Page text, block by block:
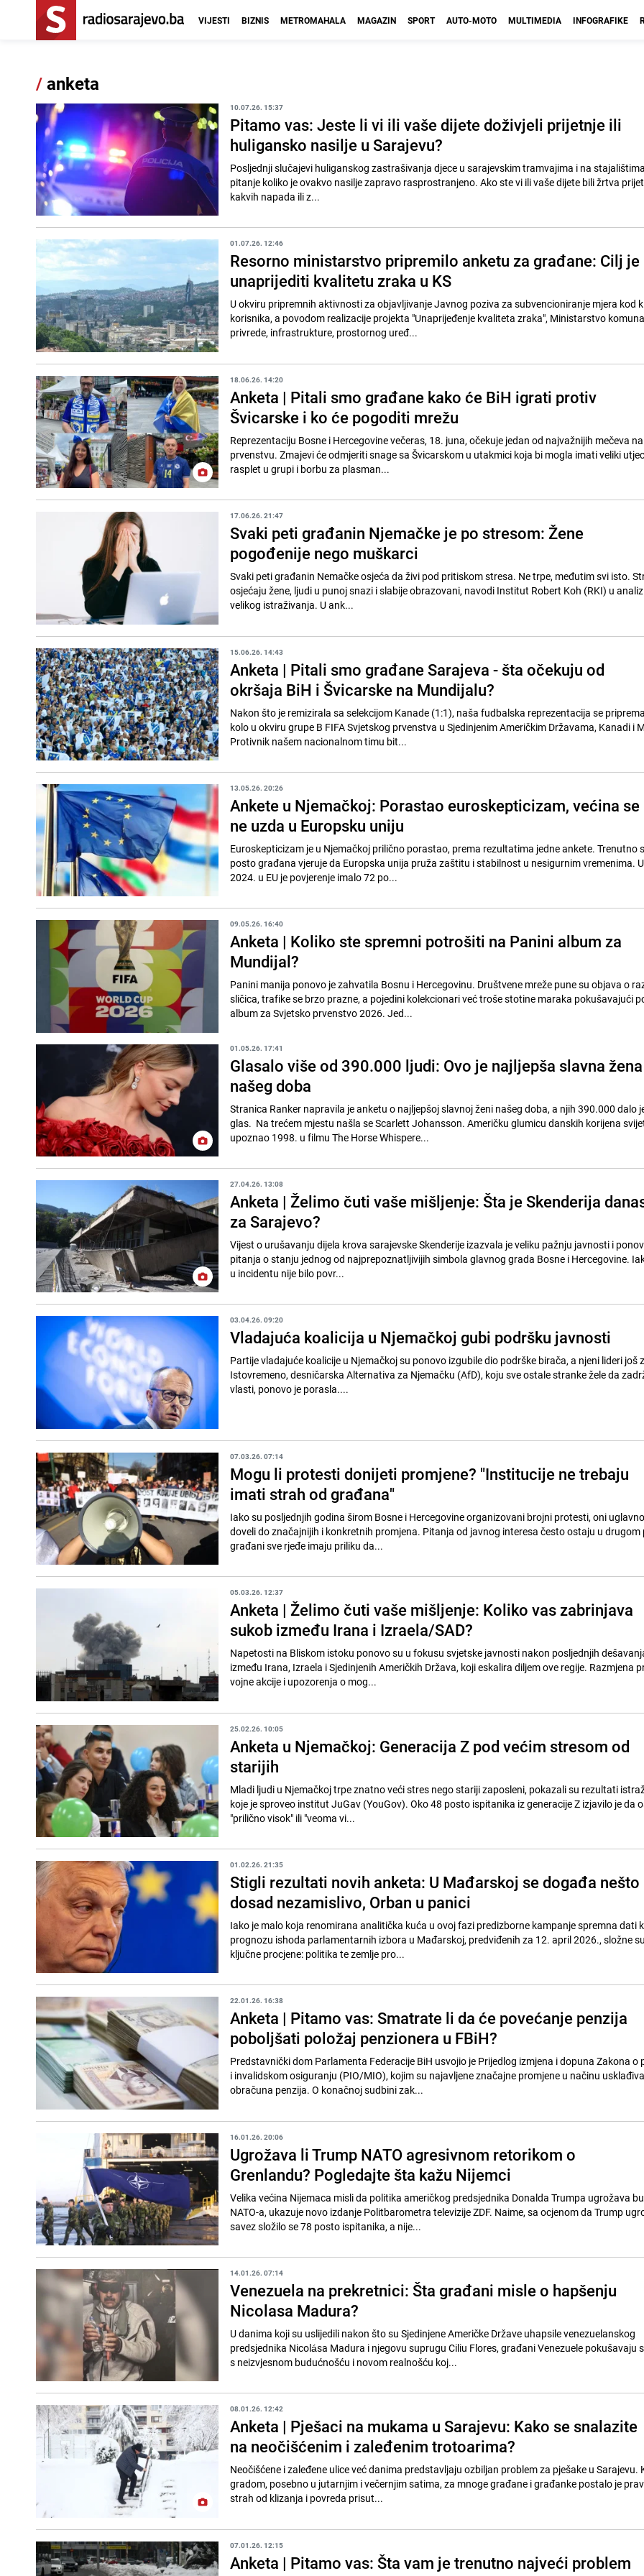
VIJESTI BIZNIS METROMAHALA MAGAZIN SPORT AUTO-MOTO MULTIMEDIA INFOGRAFIKE
/anketa
10.07.26. 15:37
Pitamo vas: Jeste li vi ili vaše dijete doživjeli prijetnje ili
huligansko nasilje u Sarajevu?
Posljednji slučajevi huliganskog zastrašivanja djece u sarajevskim tramvajima i na
pitanje koliko je ovakvo nasilje zapravo rasprostranjeno. Ako ste vi ili vaše dijete bili žrtva
kakvih napada ili z...
01.07.26. 12:46
Resorno ministarstvo pripremilo anketu za građane: Cilj je
unaprijediti kvalitetu zraka u KS
U okviru pripremnih aktivnosti za objavljivanje Javnog poziva za subvencioniranje mjera kod
korisnika, a povodom realizacije projekta "Unaprijeđenje kvaliteta zraka", Ministarstvo
privrede, infrastrukture, prostornog uređ...
18.06.26. 14:20
Anketa | Pitali smo građane kako će BiH igrati protiv
Švicarske i ko će pogoditi mrežu
Reprezentaciju Bosne i Hercegovine večeras, 18. juna, očekuje jedan od najvažnijih mečeva
prvenstvu. Zmajevi će odmjeriti snage sa Švicarskom u utakmici koja bi mogla imati veliki
rasplet u grupi i borbu za plasman...
17.06.26. 21:47
Svaki peti građanin Njemačke je po stresom: Žene
pogođenije nego muškarci
Svaki peti građanin Nemačke osjeća da živi pod pritiskom stresa. Ne trpe, međutim svi isto.
osjećaju žene, ljudi u punoj snazi i slabije obrazovani, navodi Institut Robert Koh (RKI) u
velikog istraživanja. U ank...
15.06.26. 14:43
Anketa | Pitali smo građane Sarajeva - šta očekuju od
okršaja BiH i Švicarske na Mundijalu?
Nakon što je remizirala sa selekcijom Kanade (1:1), naša fudbalska reprezentacija se
kolo u okviru grupe B FIFA Svjetskog prvenstva u Sjedinjenim Američkim Državama, Kanadi i
Protivnik našem nacionalnom timu bit...
13.05.26. 20:26
Ankete u Njemačkoj: Porastao euroskepticizam, većina se
ne uzda u Europsku uniju
Euroskepticizam je u Njemačkoj prilično porastao, prema rezultatima jedne ankete. Trenutno
posto građana vjeruje da Europska unija pruža zaštitu i stabilnost u nesigurnim vremenima.
2024. u EU je povjerenje imalo 72 po...
09.05.26. 16:40
Anketa | Koliko ste spremni potrošiti na Panini album za
Mundijal?
Panini manija ponovo je zahvatila Bosnu i Hercegovinu. Društvene mreže pune su objava o
sličica, trafike se brzo prazne, a pojedini kolekcionari već troše stotine maraka pokušavajući
album za Svjetsko prvenstvo 2026. Jed...
01.05.26. 17:41
Glasalo više od 390.000 ljudi: Ovo je najljepša slavna žena
našeg doba
Stranica Ranker napravila je anketu o najljepšoj slavnoj ženi našeg doba, a njih 390.000 dalo
glas. Na trećem mjestu našla se Scarlett Johansson. Američku glumicu danskih korijena
upoznao 1998. u filmu The Horse Whispere...
27.04.26. 13:08
Anketa | Želimo čuti vaše mišljenje: Šta je Skenderija
za Sarajevo?
Vijest o urušavanju dijela krova sarajevske Skenderije izazvala je veliku pažnju javnosti i
pitanja o stanju jednog od najprepoznatljivijih simbola glavnog grada Bosne i Hercegovine.
u incidentu nije bilo povr...
03.04.26. 09:20
Vladajuća koalicija u Njemačkoj gubi podršku javnosti
Partije vladajuće koalicije u Njemačkoj su ponovo izgubile dio podrške birača, a njeni lideri još
Istovremeno, desničarska Alternativa za Njemačku (AfD), koju sve ostale stranke žele da
vlasti, ponovo je porasla....
07.03.26. 07:14
Mogu li protesti donijeti promjene? "Institucije ne trebaju
imati strah od građana"
Iako su posljednjih godina širom Bosne i Hercegovine organizovani brojni protesti, oni
doveli do značajnijih i konkretnih promjena. Pitanja od javnog interesa često ostaju u drugom
građani sve rjeđe imaju priliku da...
05.03.26. 12:37
Anketa | Želimo čuti vaše mišljenje: Koliko vas zabrinjava
sukob između Irana i Izraela/SAD?
Napetosti na Bliskom istoku ponovo su u fokusu svjetske javnosti nakon posljednjih
između Irana, Izraela i Sjedinjenih Američkih Država, koji eskalira diljem ove regije. Razmjena
vojne akcije i upozorenja o mog...
25.02.26. 10:05
Anketa u Njemačkoj: Generacija Z pod većim stresom od
starijih
Mladi ljudi u Njemačkoj trpe znatno veći stres nego stariji zaposleni, pokazali su rezultati
koje je sproveo institut JuGav (YouGov). Oko 48 posto ispitanika iz generacije Z izjavilo je da
"prilično visok" ili "veoma vi...
01.02.26. 21:35
Stigli rezultati novih anketa: U Mađarskoj se događa nešto
dosad nezamislivo, Orban u panici
Iako je malo koja renomirana analitička kuća u ovoj fazi predizborne kampanje spremna dati
prognozu ishoda parlamentarnih izbora u Mađarskoj, predviđenih za 12. april 2026., složne
ključne procjene: politika te zemlje pro...
22.01.26. 16:38
Anketa | Pitamo vas: Smatrate li da će povećanje penzija
poboljšati položaj penzionera u FBiH?
Predstavnički dom Parlamenta Federacije BiH usvojio je Prijedlog izmjena i dopuna Zakona o
i invalidskom osiguranju (PIO/MIO), kojim su najavljene značajne promjene u načinu
obračuna penzija. O konačnoj sudbini zak...
16.01.26. 20:06
Ugrožava li Trump NATO agresivnom retorikom o
Grenlandu? Pogledajte šta kažu Nijemci
Velika većina Nijemaca misli da politika američkog predsjednika Donalda Trumpa ugrožava
NATO-a, ukazuje novo izdanje Politbarometra televizije ZDF. Naime, sa ocjenom da Trump
savez složilo se 78 posto ispitanika, a nije...
14.01.26. 07:14
Venezuela na prekretnici: Šta građani misle o hapšenju
Nicolasa Madura?
U danima koji su uslijedili nakon što su Sjedinjene Američke Države uhapsile venezuelanskog
predsjednika Nicolása Madura i njegovu suprugu Ciliu Flores, građani Venezuele pokušavaju
s neizvjesnom budućnošću i novom realnošću koj...
08.01.26. 12:42
Anketa | Pješaci na mukama u Sarajevu: Kako se snalazite
na neočišćenim i zaleđenim trotoarima?
Neočišćene i zaleđene ulice već danima predstavljaju ozbiljan problem za pješake u Sarajevu.
gradom, posebno u jutarnjim i večernjim satima, za mnoge građane i građanke postalo je
strah od klizanja i povreda prisut...
07.01.26. 12:15
Anketa | Pitamo vas: Šta vam je trenutno najveći problem